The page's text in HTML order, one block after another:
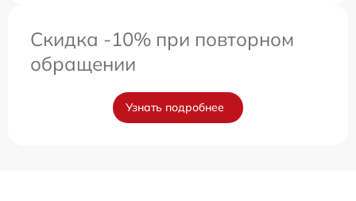
Скидка -10% при повторном
обращении
Узнать подробнее